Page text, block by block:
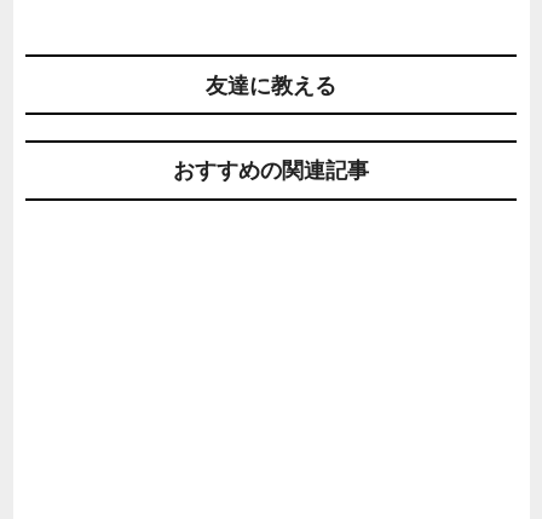
友達に教える
おすすめの関連記事